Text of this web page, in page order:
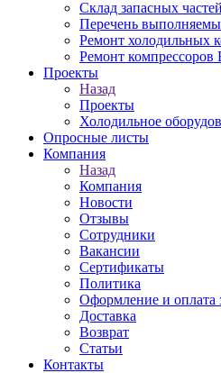
Склад запасных частей
Перечень
Ремонт холодильных
Ремонт компрессоров
Проекты
Назад
Проекты
Холодильное
Опросные листы
Компания
Назад
Компания
Новости
Отзывы
Сотрудники
Вакансии
Сертификаты
Политика
Оформление и оплата
Доставка
Возврат
Статьи
Контакты